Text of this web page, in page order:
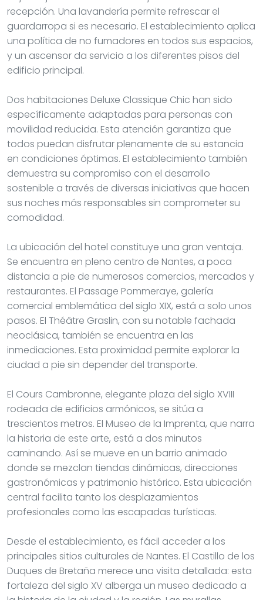
recepción. Una lavandería permite refrescar el
guardarropa si es necesario. El establecimiento aplica
una política de no fumadores en todos sus espacios,
y un ascensor da servicio a los diferentes pisos del
edificio principal.
Dos habitaciones Deluxe Classique Chic han sido
específicamente adaptadas para personas con
movilidad reducida. Esta atención garantiza que
todos puedan disfrutar plenamente de su estancia
en condiciones óptimas. El establecimiento también
demuestra su compromiso con el desarrollo
sostenible a través de diversas iniciativas que hacen
sus noches más responsables sin comprometer su
comodidad.
La ubicación del hotel constituye una gran ventaja.
Se encuentra en pleno centro de Nantes, a poca
distancia a pie de numerosos comercios, mercados y
restaurantes. El Passage Pommeraye, galería
comercial emblemática del siglo XIX, está a solo unos
pasos. El Théâtre Graslin, con su notable fachada
neoclásica, también se encuentra en las
inmediaciones. Esta proximidad permite explorar la
ciudad a pie sin depender del transporte.
El Cours Cambronne, elegante plaza del siglo XVIII
rodeada de edificios armónicos, se sitúa a
trescientos metros. El Museo de la Imprenta, que narra
la historia de este arte, está a dos minutos
caminando. Así se mueve en un barrio animado
donde se mezclan tiendas dinámicas, direcciones
gastronómicas y patrimonio histórico. Esta ubicación
central facilita tanto los desplazamientos
profesionales como las escapadas turísticas.
Desde el establecimiento, es fácil acceder a los
principales sitios culturales de Nantes. El Castillo de los
Duques de Bretaña merece una visita detallada: esta
fortaleza del siglo XV alberga un museo dedicado a